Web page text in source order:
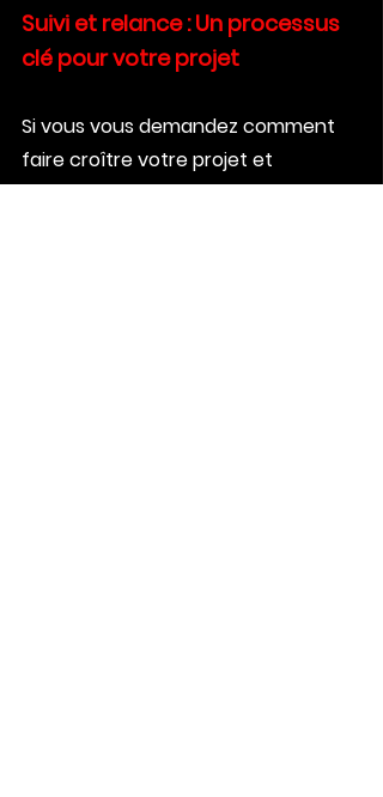
Suivi et relance : Un processus
clé pour votre projet
Si vous vous demandez comment
faire croître votre projet et
optimiser son efficacité, il y a une